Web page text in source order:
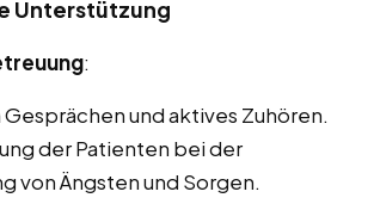
Unterstützung
:
Gesprächen und aktives Zuhören.
der Patienten bei der
von Ängsten und Sorgen.